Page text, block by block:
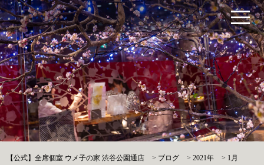
【公式】全席個室 ウメ子の家 渋谷公園通店 > ブログ >2021年 > 1月